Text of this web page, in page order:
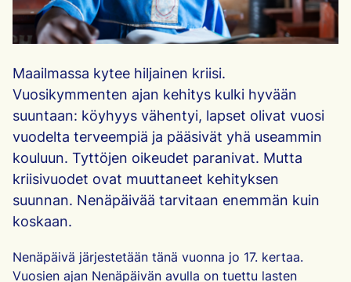
Maailmassa kytee hiljainen kriisi.
Vuosikymmenten ajan kehitys kulki hyvään
suuntaan: köyhyys vähentyi, lapset olivat vuosi
vuodelta terveempiä ja pääsivät yhä useammin
kouluun. Tyttöjen oikeudet paranivat. Mutta
kriisivuodet ovat muuttaneet kehityksen
suunnan. Nenäpäivää tarvitaan enemmän kuin
koskaan.
Nenäpäivä järjestetään tänä vuonna jo 17. kertaa.
Vuosien ajan Nenäpäivän avulla on tuettu lasten